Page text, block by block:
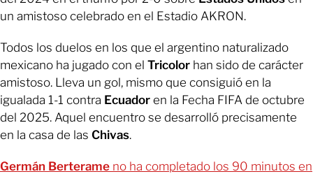
un amistoso celebrado en el Estadio AKRON.
Todos los duelos en los que el argentino naturalizado
mexicano ha jugado con el Tricolor han sido de carácter
amistoso. Lleva un gol, mismo que consiguió en la
igualada 1-1 contra Ecuador en la Fecha FIFA de octubre
del 2025. Aquel encuentro se desarrolló precisamente
en la casa de las Chivas.
Germán Berterame no ha completado los 90 minutos en